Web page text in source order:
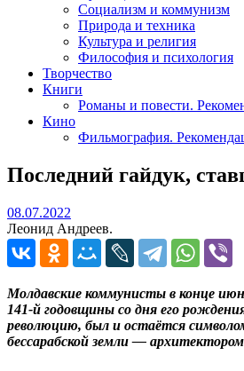
Социализм и коммунизм
Природа и техника
Культура и религия
Философия и психология
Творчество
Книги
Романы и повести.
Кино
Фильмография.
Последний гайдук,
08.07.2022
Леонид Андреев.
Молдавские коммунисты в конце
141-й годовщины со дня его
революцию, был и остаётся
бессарабской земли —